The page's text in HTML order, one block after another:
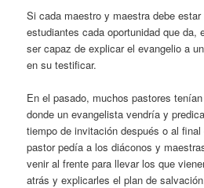
Si cada maestro y maestra debe
estudiantes cada oportunidad que da,
ser capaz de explicar el evangelio a
en su testificar.
En el pasado, muchos pastores
donde un evangelista vendría y
tiempo de invitación después o al
pastor pedía a los diáconos y
venir al frente para llevar los que
atrás y explicarles el plan de